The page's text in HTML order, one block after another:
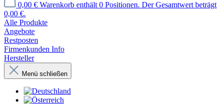
0,00 € Warenkorb enthält 0 Positionen. Der Gesamtwert beträgt
0,00 €.
Alle Produkte
Angebote
Restposten
Firmenkunden Info
Hersteller
Menü schließen